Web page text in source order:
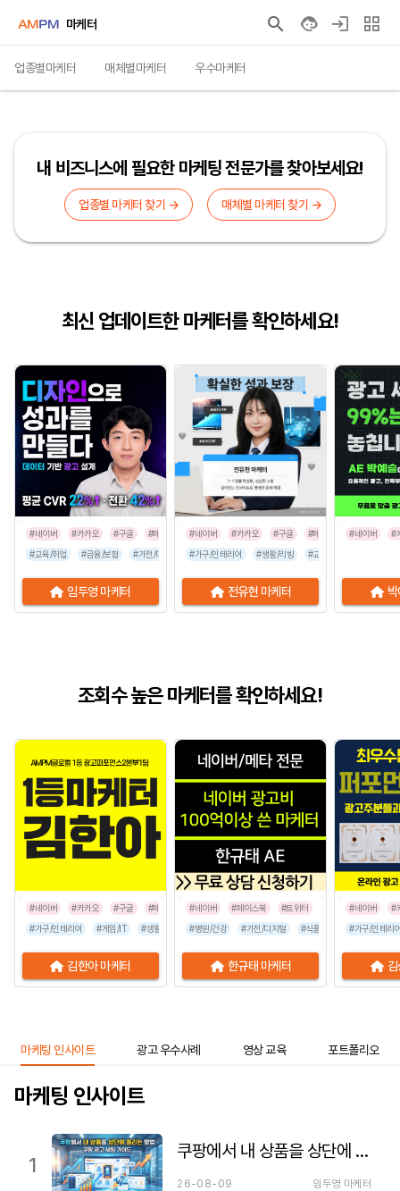
마케터
업종별마케터 매체별마케터 우수마케터
내 비즈니스에 필요한 마케팅 전문가를 찾아보세요!
업종별 마케터 찾기 → 매체별 마케터 찾기 →
최신 업데이트한 마케터를 확인하세요!
#네이버 #카카오 #구글 #페이스북
#인스타그램
#교육/취업
#금융/보험 #가전/디지털 #부동산/건설 #뷰티/미용 #유통/쇼핑몰
임두영 마케터
#네이버 #카카오 #구글 #페이스북
#인스타그램
#가구/인테리어
#생활/리빙 #교육/취업
전유현 마케터
#네이버 #
조회수 높은 마케터를 확인하세요!
#네이버 #카카오 #구글 #페이스북 #인스타그램
#틱톡
#가구/인테리어
#게임/IT #생활/리빙 #공공기관 #교육/취업 #금융/보험 #이벤트/행사
김한아 마케터
#네이버 #페이스북
#트위터
#병원/건강
#가전/디지털 #식품/음료 #프랜차이즈
한규태 마케터
#네이버
#
#가구/인테리
마케팅 인사이트 광고 우수사례 영상 교육 포트폴리오
마케팅 인사이트
1
쿠팡에서 내 상품을 상단에 올리는 방법 — 쿠팡 광고 세팅 가이드
26-08-09 임두영 마케터